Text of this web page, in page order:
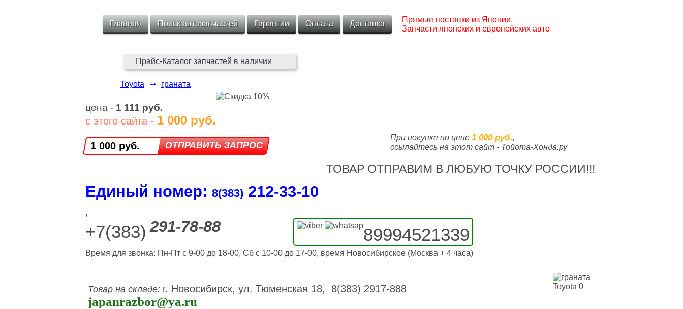
Главная Поиск автозапчастей Гарантии Оплата Доставка
Прямые поставки из Японии.
Запчасти японских и европейских авто
Прайс-Каталог запчастей в наличии
Toyota ➞ граната
цена - 1 111 руб.
с этого сайта - 1 000 руб.
1 000 руб.
При покупке по цене 1 000 руб.,
ссылайтесь на этот сайт - Тойота-Хонда.ру
ТОВАР ОТПРАВИМ В ЛЮБУЮ ТОЧКУ РОССИИ!!!
Единый номер: 8(383) 212‑33‑10
,
+7(383) 291-78-88 89994521339
Время для звонка: Пн-Пт с 9-00 до 18-00, Сб с 10-00 до 17-00, время Новосибирское (Москва + 4 часа)
Товар на складе: г. Новосибирск, ул. Тюменская 18, 8(383) 2917-888
japanrazbor@ya.ru